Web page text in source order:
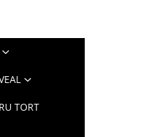
TORT